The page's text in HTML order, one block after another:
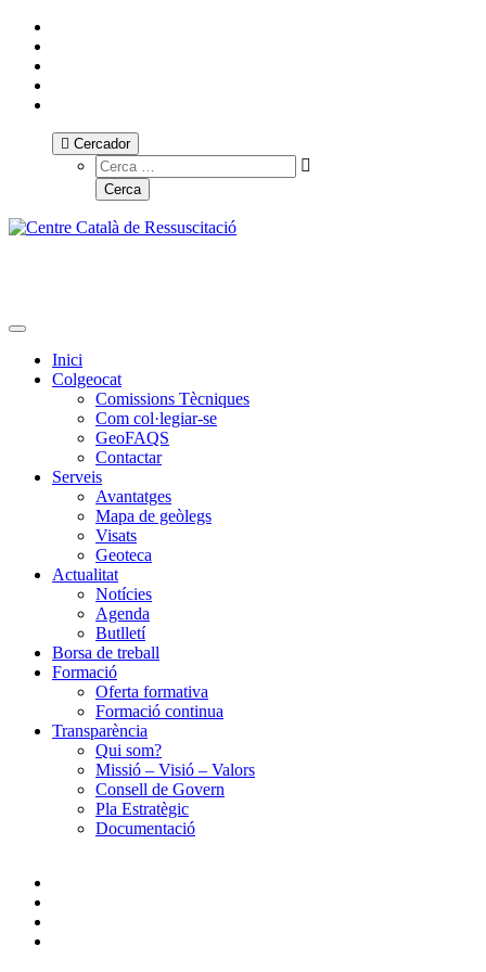
Cercador
Toggle navigation
Inici
Colgeocat
Comissions Tècniques
Com col·legiar-se
GeoFAQS
Contactar
Serveis
Avantatges
Mapa de geòlegs
Visats
Geoteca
Actualitat
Notícies
Agenda
Butlletí
Borsa de treball
Formació
Oferta formativa
Formació continua
Transparència
Qui som?
Missió – Visió – Valors
Consell de Govern
Pla Estratègic
Documentació